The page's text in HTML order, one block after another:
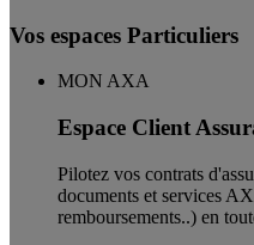
Vos espaces Particuliers
MON AXA
Espace Client
Pilotez vos contrats
documents et services
remboursements..) en